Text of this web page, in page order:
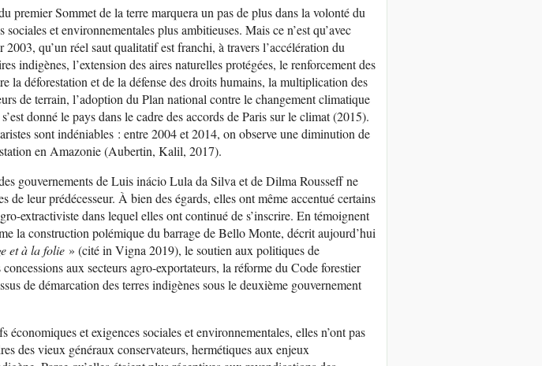
premier Sommet de la terre marquera un pas de plus dans la volonté du
sociales et environnementales plus ambitieuses. Mais ce n’est qu’avec
qu’un réel saut qualitatif est franchi, à travers l’accélération du
indigènes, l’extension des aires naturelles protégées, le renforcement des
la déforestation et de la défense des droits humains, la multiplication des
de terrain, l’adoption du Plan national contre le changement climatique
donné le pays dans le cadre des accords de Paris sur le climat (2015).
sont indéniables : entre 2004 et 2014, on observe une diminution de
en Amazonie (Aubertin, Kalil, 2017).
gouvernements de Luis inácio Lula da Silva et de Dilma Rousseff ne
de leur prédécesseur. À bien des égards, elles ont même accentué certains
extractiviste dans lequel elles ont continué de s’inscrire. En témoignent
la construction polémique du barrage de Bello Monte, décrit aujourd’hui
et à la folie » (cité in Vigna 2019), le soutien aux politiques de
aux secteurs agro-exportateurs, la réforme du Code forestier
de démarcation des terres indigènes sous le deuxième gouvernement
et exigences sociales et environnementales, elles n’ont pas
des vieux généraux conservateurs, hermétiques aux enjeux